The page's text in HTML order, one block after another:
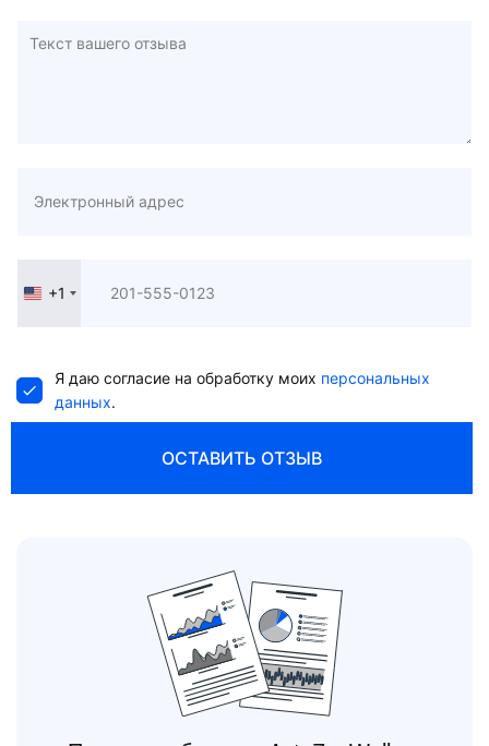
United
+1
Я даю согласие на обработку моих персональных
данных.
ОСТАВИТЬ ОТЗЫВ